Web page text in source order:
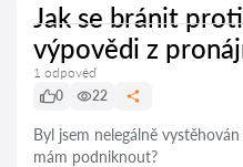
Jak se bránit
výpovědi z
1 odpověď
0
22
Byl jsem nelegálně
mám podniknout?